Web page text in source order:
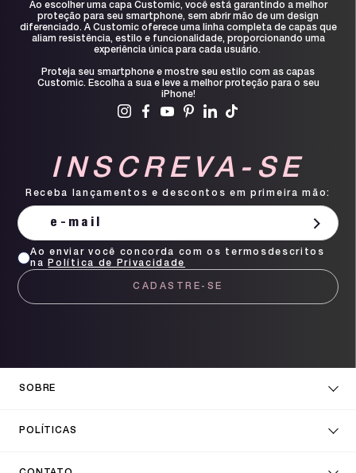
Ao escolher uma capa Customic, você está garantindo a melhor
proteção para seu smartphone, sem abrir mão de um design
diferenciado. A Customic oferece uma linha completa de capas que
aliam resistência, estilo e funcionalidade, proporcionando uma
experiência única para cada usuário.
Proteja seu smartphone e mostre seu estilo com as capas
Customic. Escolha a sua e leve a melhor proteção para o seu
iPhone!
INSCREVA-SE
Receba lançamentos e descontos em primeira mão:
CADASTRE-SE
Ao enviar você concorda com os termosdescritos
na
Política de Privacidade
SOBRE
POLÍTICAS